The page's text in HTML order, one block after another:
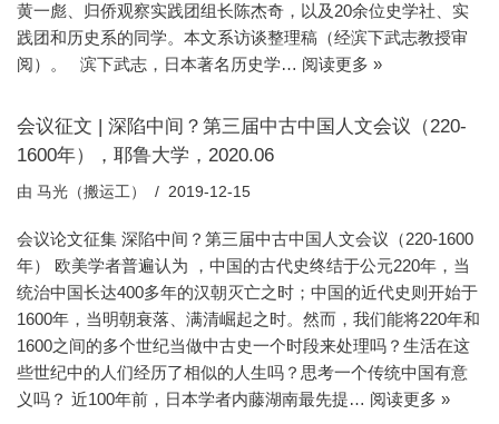
黄一彪、归侨观察实践团组长陈杰奇，以及20余位史学社、实
践团和历史系的同学。本文系访谈整理稿（经滨下武志教授审
阅）。 滨下武志，日本著名历史学… 阅读更多 »
会议征文 | 深陷中间？第三届中古中国人文会议（220-
1600年），耶鲁大学，2020.06
由 马光（搬运工） 2019-12-15
会议论文征集 深陷中间？第三届中古中国人文会议（220-1600
年） 欧美学者普遍认为 ，中国的古代史终结于公元220年，当
统治中国长达400多年的汉朝灭亡之时；中国的近代史则开始于
1600年，当明朝衰落、满清崛起之时。然而，我们能将220年和
1600之间的多个世纪当做中古史一个时段来处理吗？生活在这
些世纪中的人们经历了相似的人生吗？思考一个传统中国有意
义吗？ 近100年前，日本学者内藤湖南最先提… 阅读更多 »